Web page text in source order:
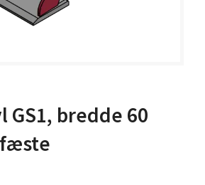
GS1, bredde 60
fæste